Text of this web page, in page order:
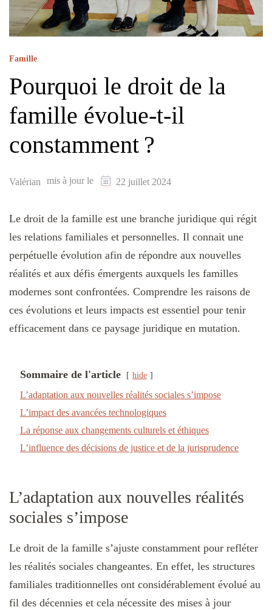
Famille
Pourquoi le droit de la
famille évolue-t-il
constamment ?
Valérian mis à jour le 22 juillet 2024
Le droit de la famille est une branche juridique qui régit
les relations familiales et personnelles. Il connait une
perpétuelle évolution afin de répondre aux nouvelles
réalités et aux défis émergents auxquels les familles
modernes sont confrontées. Comprendre les raisons de
ces évolutions et leurs impacts est essentiel pour tenir
efficacement dans ce paysage juridique en mutation.
Sommaire de l'article hide
L’adaptation aux nouvelles réalités sociales s’impose
L’impact des avancées technologiques
La réponse aux changements culturels et éthiques
L’influence des décisions de justice et de la jurisprudence
L’adaptation aux nouvelles réalités
sociales s’impose
Le droit de la famille s’ajuste constamment pour refléter
les réalités sociales changeantes. En effet, les structures
familiales traditionnelles ont considérablement évolué au
fil des décennies et cela nécessite des mises à jour